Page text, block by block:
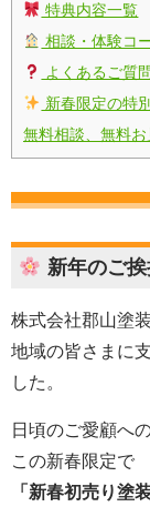
特典内容一覧
相談・体験コ
よくあるご質問
新春限定の特
無料相談、無料
新年のご
株式会社郡山塗
地域の皆さまに
した。
日頃のご愛顧へ
この新春限定で
「新春初売り塗